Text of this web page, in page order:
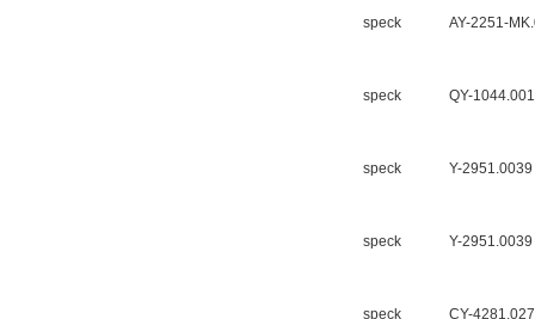
speck AY-2251-
speck QY-
speck Y-2951.0039
speck Y-2951.0039
speck CY-